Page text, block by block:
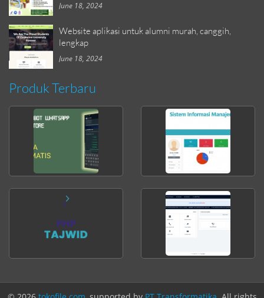
June 18, 2024
Website aplikasi untuk alumni murah, canggih,
lengkap
June 18, 2024
Produk Terbaru